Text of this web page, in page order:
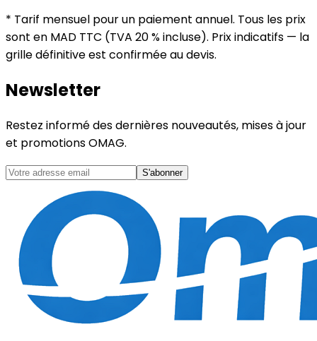
* Tarif mensuel pour un paiement annuel. Tous les prix
sont en MAD TTC (TVA 20 % incluse). Prix indicatifs — la
grille définitive est confirmée au devis.
Newsletter
Restez informé des dernières nouveautés, mises à jour
et promotions OMAG.
S'abonner